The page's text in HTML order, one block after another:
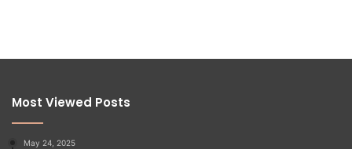
Most Viewed Posts
May 24, 2025